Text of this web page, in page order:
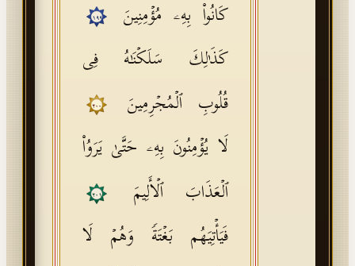
كَانُوا۟ بِهِۦ مُؤۡمِنِینَ
١٩٩
كَذَ ٰ⁠لِكَ سَلَكۡنَـٰهُ فِی
قُلُوبِ ٱلۡمُجۡرِمِینَ
٢٠٠
لَا یُؤۡمِنُونَ بِهِۦ حَتَّىٰ یَرَوُا۟
ٱلۡعَذَابَ ٱلۡأَلِیمَ
٢٠١
فَیَأۡتِیَهُم بَغۡتَةࣰ وَهُمۡ لَا